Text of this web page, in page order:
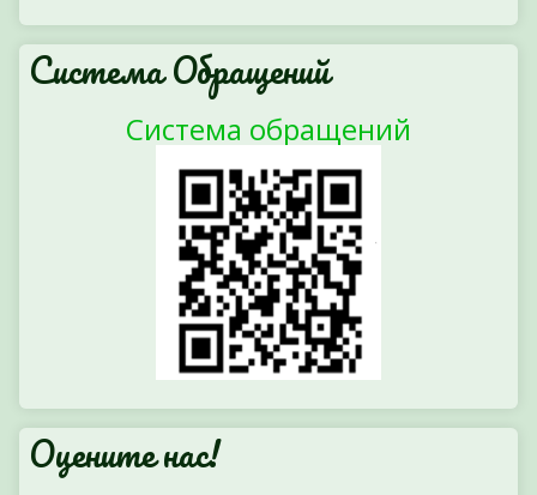
Система Обращений
Система обращений
Оцените нас!